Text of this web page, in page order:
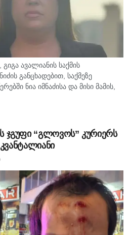
ავალიანის საქმის
განცხადებით, საქმეზე
ნია იმნაძისა და მისი მამის,
სადაც ისინი ალექსანდრე
დანაშაულს განიხილავენ.
ჯგუფი “გლოვოს” კურიერს